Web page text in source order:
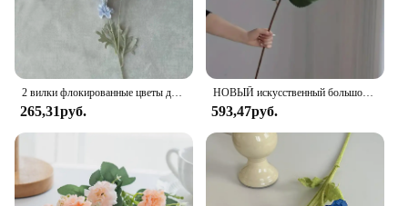
265,31руб.
НОВЫЙ искусственный большой цветок гортензии, длинная ветка, шелковые искусственные цветы для DIY, свадебный декор, домашний стол, цветочный день Святого Валентина
593,47руб.